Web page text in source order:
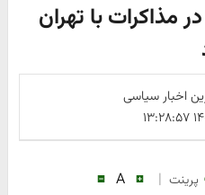
مذاکرات با تهران
اخبار سیاسی
پرینت |
A